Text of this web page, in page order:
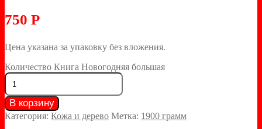
750 Р
Цена указана за упаковку без вложения.
Количество Книга Новогодняя большая
В корзину
Категория: Кожа и дерево Метка: 1900 грамм